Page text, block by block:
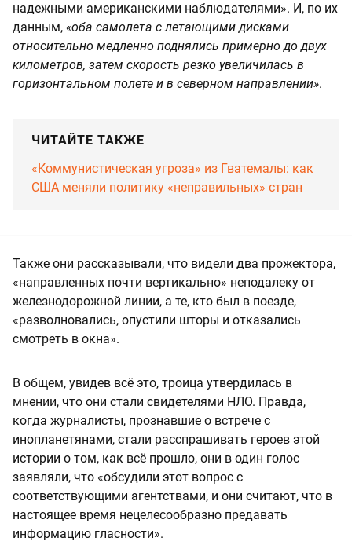
надежными американскими наблюдателями». И, по их
данным, «оба самолета с летающими дисками
относительно медленно поднялись примерно до двух
километров, затем скорость резко увеличилась в
горизонтальном полете и в северном направлении».
ЧИТАЙТЕ ТАКЖЕ
«Коммунистическая угроза» из Гватемалы: как
США меняли политику «неправильных» стран
Также они рассказывали, что видели два прожектора,
«направленных почти вертикально» неподалеку от
железнодорожной линии, а те, кто был в поезде,
«разволновались, опустили шторы и отказались
смотреть в окна».
В общем, увидев всё это, троица утвердилась в
мнении, что они стали свидетелями НЛО. Правда,
когда журналисты, прознавшие о встрече с
инопланетянами, стали расспрашивать героев этой
истории о том, как всё прошло, они в один голос
заявляли, что «обсудили этот вопрос с
соответствующими агентствами, и они считают, что в
настоящее время нецелесообразно предавать
информацию гласности».